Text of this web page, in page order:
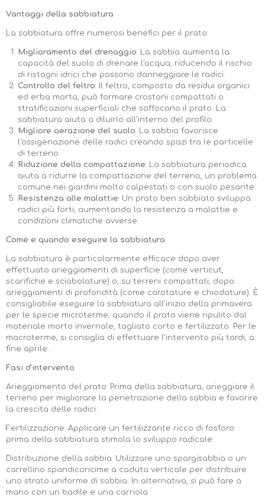
Vantaggi della sabbiatura
La sabbiatura offre numerosi benefici per il prato:
Miglioramento del drenaggio: La sabbia aumenta la
capacità del suolo di drenare l'acqua, riducendo il rischio
di ristagni idrici che possono danneggiare le radici.
Controllo del feltro: Il feltro, composto da residui organici
ed erba morta, può formare crostoni compattati o
stratificazioni superficiali che soffocano il prato. La
sabbiatura aiuta a diluirlo all'interno del profilo.
Migliore aerazione del suolo: La sabbia favorisce
l'ossigenazione delle radici creando spazi tra le particelle
di terreno.
Riduzione della compattazione: La sabbiatura periodica
aiuta a ridurre la compattazione del terreno, un problema
comune nei giardini molto calpestati o con suolo pesante.
Resistenza alle malattie: Un prato ben sabbiato sviluppa
radici più forti, aumentando la resistenza a malattie e
condizioni climatiche avverse.
Come e quando eseguire la sabbiatura
La sabbiatura è particolarmente efficace dopo aver
effettuato arieggiamenti di superficie (come verticut,
scarifiche e sciabolature) o, su terreni compattati, dopo
arieggiamenti di profondità (come carotature e chiodature). È
consigliabile eseguire la sabbiatura all'inizio della primavera
per le specie microterme, quando il prato viene ripulito dal
materiale morto invernale, tagliato corto e fertilizzato. Per le
macroterme, si consiglia di effettuare l'intervento più tardi, a
fine aprile.
Fasi d'intervento
Arieggiamento del prato: Prima della sabbiatura, arieggiare il
terreno per migliorare la penetrazione della sabbia e favorire
la crescita delle radici.
Fertilizzazione: Applicare un fertilizzante ricco di fosforo
prima della sabbiatura stimola lo sviluppo radicale.
Distribuzione della sabbia: Utilizzare uno spargisabbia o un
carrellino spandiconcime a caduta verticale per distribuire
uno strato uniforme di sabbia. In alternativa, si può fare a
mano con un badile e una carriola.